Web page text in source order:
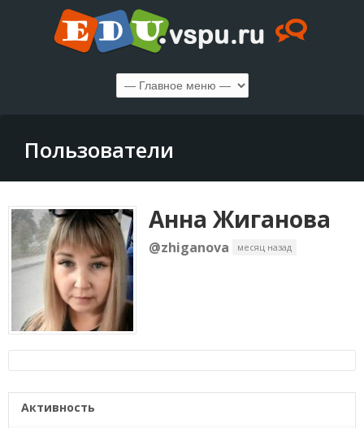
Пользователи
Анна Жиганова
@zhiganova месяц назад
Активность